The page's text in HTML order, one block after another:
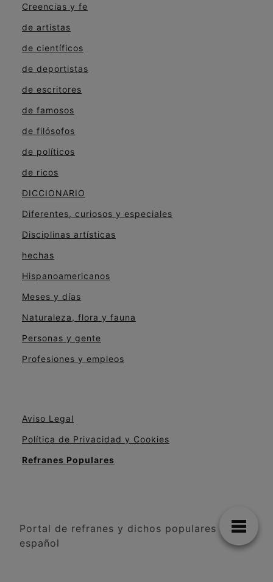
Creencias y fe
de artistas
de científicos
de deportistas
de escritores
de famosos
de filósofos
de políticos
de ricos
DICCIONARIO
Diferentes, curiosos y especiales
Disciplinas artísticas
hechas
Hispanoamericanos
Meses y días
Naturaleza, flora y fauna
Personas y gente
Profesiones y empleos
Aviso Legal
Política de Privacidad y Cookies
Refranes Populares
Portal de refranes y dichos populares en
español